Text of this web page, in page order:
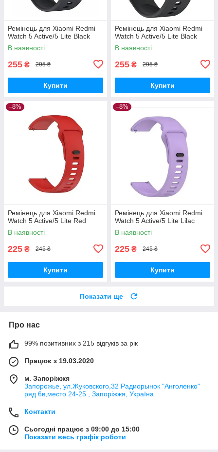
Ремінець для Xiaomi Redmi
Watch 5 Active/5 Lite Black
В наявності
255 ₴ 295 ₴
Купити
Ремінець для Xiaomi Redmi
Watch 5 Active/5 Lite Black
В наявності
255 ₴ 295 ₴
Купити
–8%
Ремінець для Xiaomi Redmi
Watch 5 Active/5 Lite Red
В наявності
225 ₴ 245 ₴
Купити
–8%
Ремінець для Xiaomi Redmi
Watch 5 Active/5 Lite Lilac
В наявності
225 ₴ 245 ₴
Купити
Показати ще
Про нас
99% позитивних з 215 відгуків за рік
Працює з 19.03.2020
м. Запоріжжя
Запорожье, ул.Жуковского,32 Радиорынок "Анголенко"
ряд 6в,место 24-25 , Запоріжжя, Україна
Контакти
Сьогодні працює з 09:00 до 15:00
Показати весь графік роботи